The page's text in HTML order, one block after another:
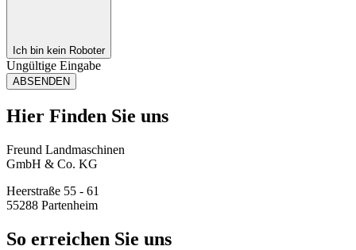
Ich bin kein Roboter
Ungültige Eingabe
ABSENDEN
Hier Finden Sie uns
Freund Landmaschinen
GmbH & Co. KG
Heerstraße 55 - 61
55288 Partenheim
So erreichen Sie uns